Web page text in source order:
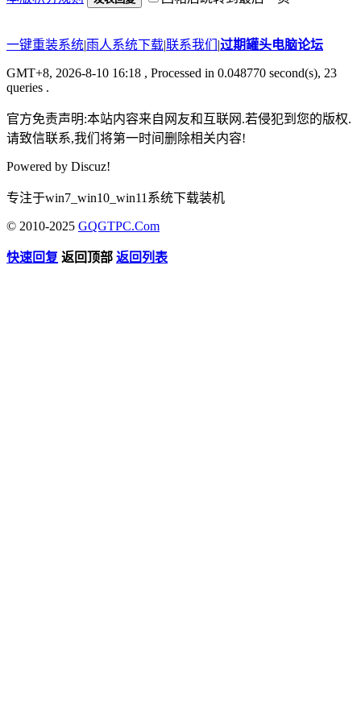
一键重装系统|雨人系统下载|联系我们 |过期罐头电脑论坛
GMT+8, 2026-8-10 16:18 , Processed in 0.048770 second(s), 23
queries .
官方免责声明:本站内容来自网友和互联网.若侵犯到您的版权.
请致信联系,我们将第一时间删除相关内容!
Powered by Discuz!
专注于win7_win10_win11系统下载装机
© 2010-2025 GQGTPC.Com
快速回复 返回顶部 返回列表